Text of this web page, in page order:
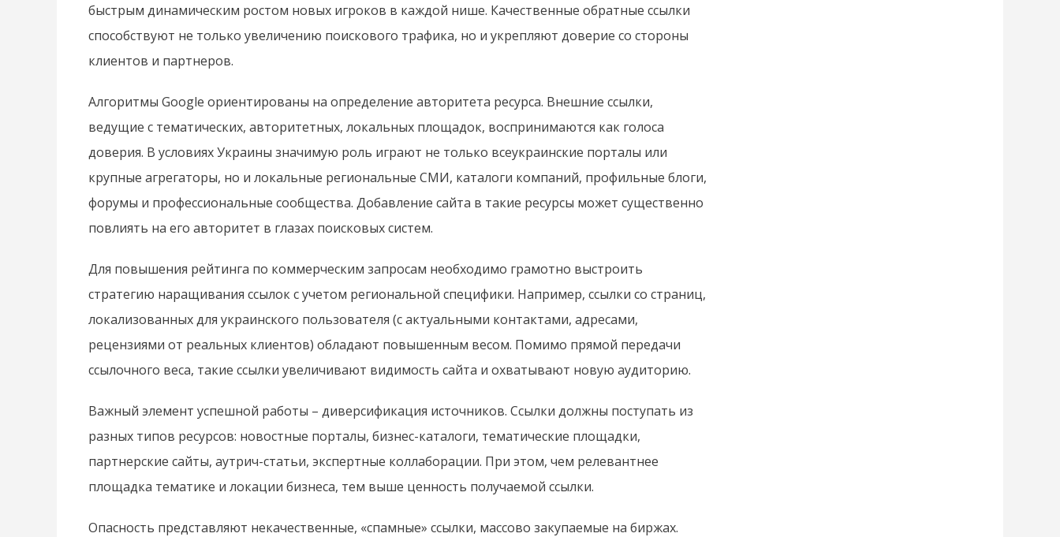
быстрым динамическим ростом новых игроков в каждой нише. Качественные обратные ссылки
способствуют не только увеличению поискового трафика, но и укрепляют доверие со стороны
клиентов и партнеров.
Алгоритмы Google ориентированы на определение авторитета ресурса. Внешние ссылки,
ведущие с тематических, авторитетных, локальных площадок, воспринимаются как голоса
доверия. В условиях Украины значимую роль играют не только всеукраинские порталы или
крупные агрегаторы, но и локальные региональные СМИ, каталоги компаний, профильные блоги,
форумы и профессиональные сообщества. Добавление сайта в такие ресурсы может существенно
повлиять на его авторитет в глазах поисковых систем.
Для повышения рейтинга по коммерческим запросам необходимо грамотно выстроить
стратегию наращивания ссылок с учетом региональной специфики. Например, ссылки со страниц,
локализованных для украинского пользователя (с актуальными контактами, адресами,
рецензиями от реальных клиентов) обладают повышенным весом. Помимо прямой передачи
ссылочного веса, такие ссылки увеличивают видимость сайта и охватывают новую аудиторию.
Важный элемент успешной работы – диверсификация источников. Ссылки должны поступать из
разных типов ресурсов: новостные порталы, бизнес-каталоги, тематические площадки,
партнерские сайты, аутрич-статьи, экспертные коллаборации. При этом, чем релевантнее
площадка тематике и локации бизнеса, тем выше ценность получаемой ссылки.
Опасность представляют некачественные, «спамные» ссылки, массово закупаемые на биржах.